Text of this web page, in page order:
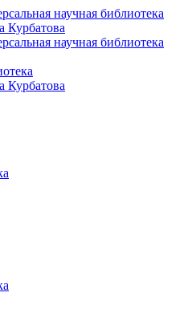
Курбатова